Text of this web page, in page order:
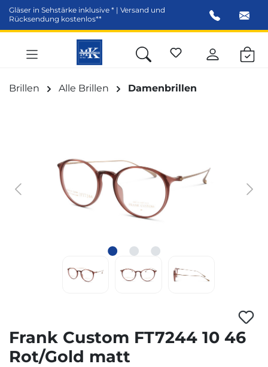
springen
Gläser in Sehstärke inklusive * | Versand und
Rücksendung kostenlos**
Brillen Alle Brillen Damenbrillen
Frank Custom FT7244 10 46
Rot/Gold matt